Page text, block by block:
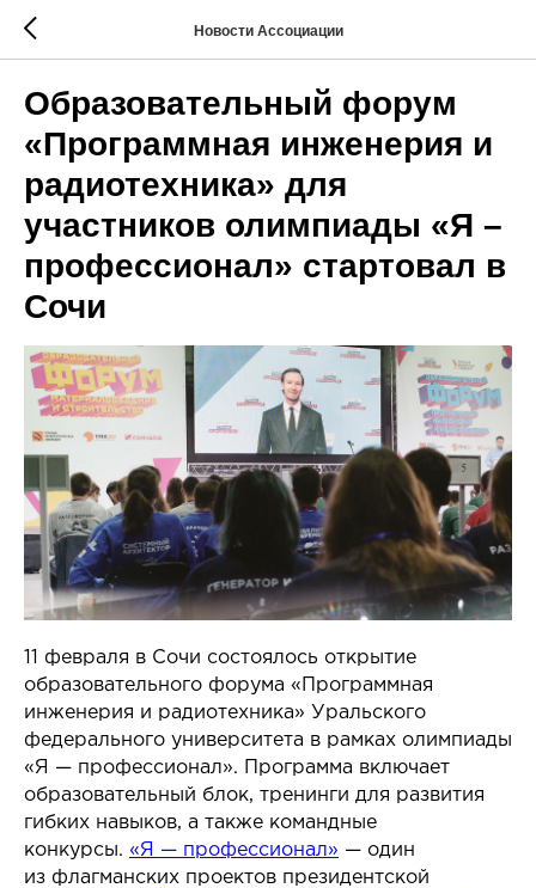
Новости Ассоциации
Образовательный форум
«Программная инженерия и
радиотехника» для
участников олимпиады «Я –
профессионал» стартовал в
Сочи
11 февраля в Сочи состоялось открытие
образовательного форума «Программная
инженерия и радиотехника» Уральского
федерального университета в рамках олимпиады
«Я — профессионал». Программа включает
образовательный блок, тренинги для развития
гибких навыков, а также командные
конкурсы. «Я — профессионал» — один
из флагманских проектов президентской